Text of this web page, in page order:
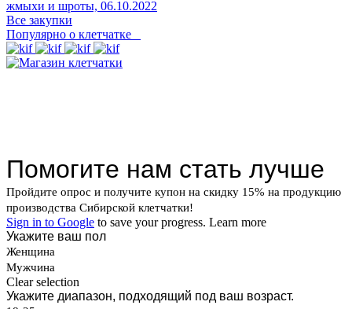
жмыхи и шроты, 06.10.2022
Все закупки
Популярно о клетчатке